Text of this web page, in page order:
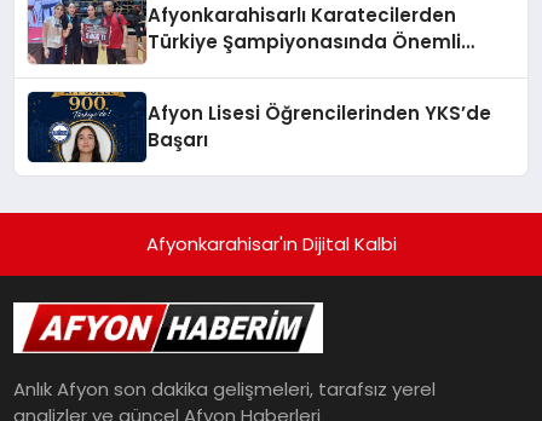
Afyonkarahisarlı Karatecilerden
Türkiye Şampiyonasında Önemli
Afyon Lisesi Öğrencilerinden YKS’de
Başarı
Afyonkarahisar'ın Dijital Kalbi
Anlık Afyon son dakika gelişmeleri, tarafsız yerel
analizler ve güncel Afyon Haberleri